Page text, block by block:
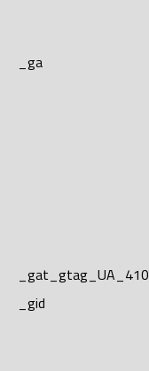
_ga
_gid